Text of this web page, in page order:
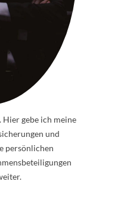
Hier gebe ich meine
und
persönlichen